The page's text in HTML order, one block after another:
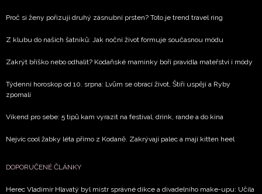
Proč si ženy pořizují druhý zásnubní prsten? Toto je trend travel ring
Z klubu do našich šatníků: Jak noční život formuje současnou módu
Zakrýt bříško nebo odhalit? Kodaňské maminky boří pravidla mateřství i módy
Týdenní horoskop od 10. srpna: Lvům se obrací život, Štíři uspějí a Ryby
zpomalí
Víkend pro sebe: 5 tipů kam vyrazit na festival, drink, rande a do kina
Nejvíc cool žabky léta přímo z Kodaně. Zakrývají palec a mají kitten heel
DOPORUČENÉ ČLÁNKY
Herec Vladimír Hlavatý byl mistr správné dikce a divadelního make-upu: Učila